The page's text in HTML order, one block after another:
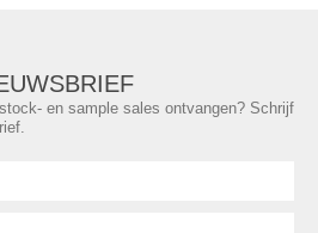
en sample sales ontvangen? Schrijf